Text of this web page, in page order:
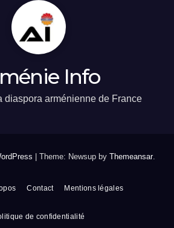
Info
diaspora arménienne de France
| Theme: Newsup by Themeansar.
Contact Mentions légales
de confidentialité